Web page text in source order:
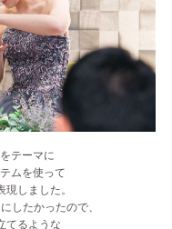
テーマに
ムを使って
しました。
したかったので、
てるような